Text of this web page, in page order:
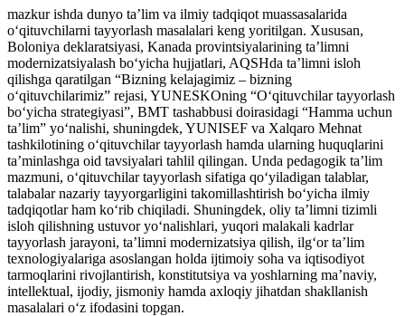
mazkur ishda dunyo ta’lim va ilmiy tadqiqot muassasalarida
o‘qituvchilarni tayyorlash masalalari keng yoritilgan. Xususan,
Boloniya deklaratsiyasi, Kanada provintsiyalarining ta’limni
modernizatsiyalash bo‘yicha hujjatlari, AQSHda ta’limni isloh
qilishga qaratilgan “Bizning kelajagimiz – bizning
o‘qituvchilarimiz” rejasi, YUNESKOning “O‘qituvchilar tayyorlash
bo‘yicha strategiyasi”, BMT tashabbusi doirasidagi “Hamma uchun
ta’lim” yo‘nalishi, shuningdek, YUNISEF va Xalqaro Mehnat
tashkilotining o‘qituvchilar tayyorlash hamda ularning huquqlarini
ta’minlashga oid tavsiyalari tahlil qilingan. Unda pedagogik ta’lim
mazmuni, o‘qituvchilar tayyorlash sifatiga qo‘yiladigan talablar,
talabalar nazariy tayyorgarligini takomillashtirish bo‘yicha ilmiy
tadqiqotlar ham ko‘rib chiqiladi. Shuningdek, oliy ta’limni tizimli
isloh qilishning ustuvor yo‘nalishlari, yuqori malakali kadrlar
tayyorlash jarayoni, ta’limni modernizatsiya qilish, ilg‘or ta’lim
texnologiyalariga asoslangan holda ijtimoiy soha va iqtisodiyot
tarmoqlarini rivojlantirish, konstitutsiya va yoshlarning ma’naviy,
intellektual, ijodiy, jismoniy hamda axloqiy jihatdan shakllanish
masalalari o‘z ifodasini topgan.